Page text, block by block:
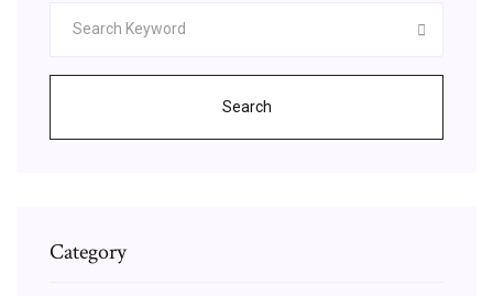
Search
Category